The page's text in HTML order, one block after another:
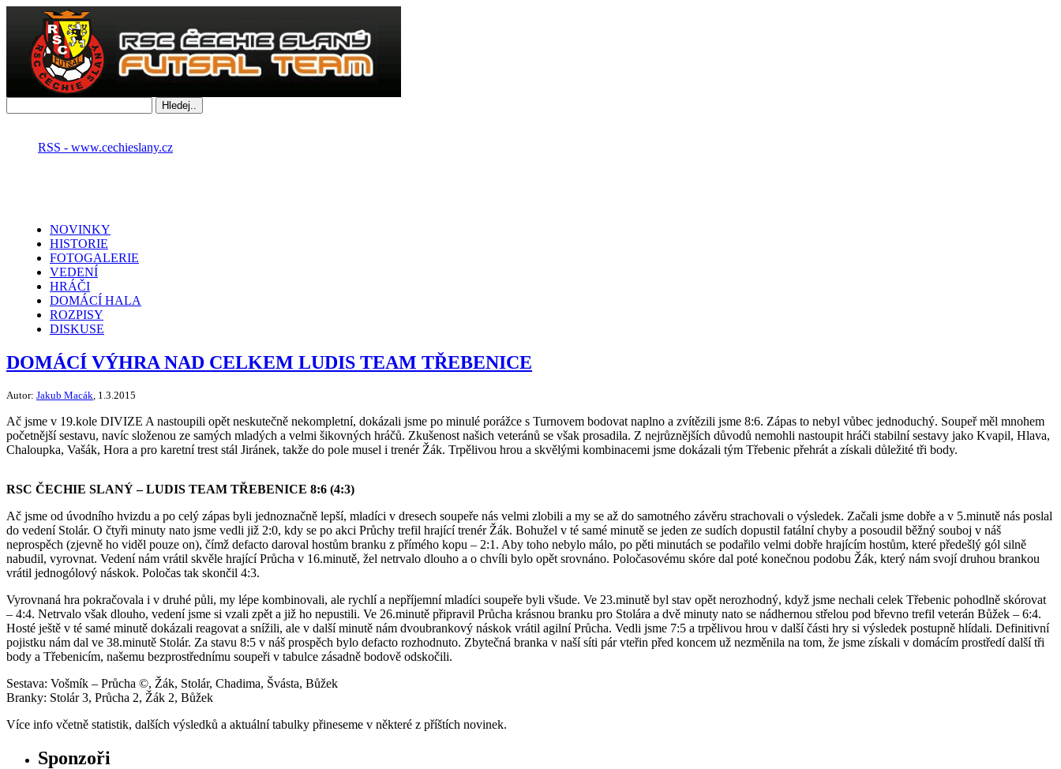
RSS - www.cechieslany.cz
NOVINKY
HISTORIE
FOTOGALERIE
VEDENÍ
HRÁČI
DOMÁCÍ HALA
ROZPISY
DISKUSE
DOMÁCÍ VÝHRA NAD CELKEM LUDIS TEAM TŘEBENICE
Autor: Jakub Macák , 1.3.2015
Ač jsme v 19.kole DIVIZE A nastoupili opět neskutečně nekompletní, dokázali jsme po minulé porážce s Turnovem bodovat naplno a zvítězili jsme 8:6. Zápas to nebyl vůbec jednoduchý. Soupeř měl mnohem
početnější sestavu, navíc složenou ze samých mladých a velmi šikovných hráčů. Zkušenost našich veteránů se však prosadila. Z nejrůznějších důvodů nemohli nastoupit hráči stabilní sestavy jako Kvapil, Hlava,
Chaloupka, Vašák, Hora a pro karetní trest stál Jiránek, takže do pole musel i trenér Žák. Trpělivou hrou a skvělými kombinacemi jsme dokázali tým Třebenic přehrát a získali důležité tři body.
RSC ČECHIE SLANÝ – LUDIS TEAM TŘEBENICE 8:6 (4:3)
Ač jsme od úvodního hvizdu a po celý zápas byli jednoznačně lepší, mladíci v dresech soupeře nás velmi zlobili a my se až do samotného závěru strachovali o výsledek. Začali jsme dobře a v 5.minutě nás poslal
do vedení Stolár. O čtyři minuty nato jsme vedli již 2:0, kdy se po akci Průchy trefil hrající trenér Žák. Bohužel v té samé minutě se jeden ze sudích dopustil fatální chyby a posoudil běžný souboj v náš
neprospěch (zjevně ho viděl pouze on), čímž defacto daroval hostům branku z přímého kopu – 2:1. Aby toho nebylo málo, po pěti minutách se podařilo velmi dobře hrajícím hostům, které předešlý gól silně
nabudil, vyrovnat. Vedení nám vrátil skvěle hrající Průcha v 16.minutě, žel netrvalo dlouho a o chvíli bylo opět srovnáno. Poločasovému skóre dal poté konečnou podobu Žák, který nám svojí druhou brankou
vrátil jednogólový náskok. Poločas tak skončil 4:3.
Vyrovnaná hra pokračovala i v druhé půli, my lépe kombinovali, ale rychlí a nepříjemní mladíci soupeře byli všude. Ve 23.minutě byl stav opět nerozhodný, když jsme nechali celek Třebenic pohodlně skórovat
– 4:4. Netrvalo však dlouho, vedení jsme si vzali zpět a již ho nepustili. Ve 26.minutě připravil Průcha krásnou branku pro Stolára a dvě minuty nato se nádhernou střelou pod břevno trefil veterán Bůžek – 6:4.
Hosté ještě v té samé minutě dokázali reagovat a snížili, ale v další minutě nám dvoubrankový náskok vrátil agilní Průcha. Vedli jsme 7:5 a trpělivou hrou v další části hry si výsledek postupně hlídali. Definitivní
pojistku nám dal ve 38.minutě Stolár. Za stavu 8:5 v náš prospěch bylo defacto rozhodnuto. Zbytečná branka v naší síti pár vteřin před koncem už nezměnila na tom, že jsme získali v domácím prostředí další tři
body a Třebenicím, našemu bezprostřednímu soupeři v tabulce zásadně bodově odskočili.
Sestava: Vošmík – Průcha ©, Žák, Stolár, Chadima, Švásta, Bůžek
Branky: Stolár 3, Průcha 2, Žák 2, Bůžek
Více info včetně statistik, dalších výsledků a aktuální tabulky přineseme v některé z příštích novinek.
Sponzoři